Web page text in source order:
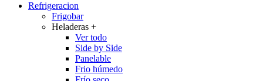
Refrigeracion
Frigobar
Heladeras +
Ver todo
Side by Side
Panelable
Frio húmedo